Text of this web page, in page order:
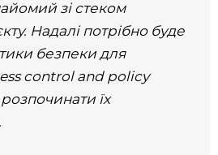
зі стеком
Надалі потрібно буде
безпеки для
control and policy
їх